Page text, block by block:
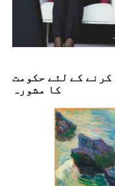
کے لئے حکومت
کا مشورہ